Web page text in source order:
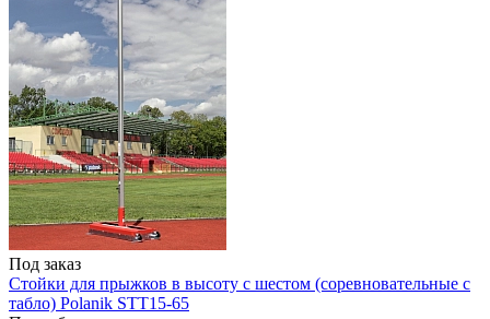
Под заказ
Стойки для прыжков в высоту с шестом (соревновательные с
табло) Polanik STT15-65